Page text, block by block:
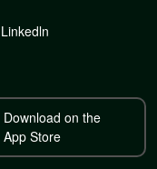
Linkedln
Download on the
App Store